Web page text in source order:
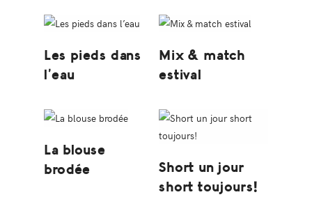
Les pieds dans
l’eau
Mix & match
estival
La blouse
brodée
Short un jour
short toujours!